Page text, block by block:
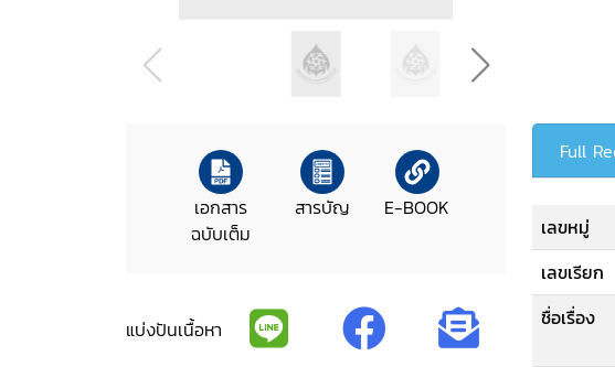
เอกสาร
ฉบับเต็ม
สารบัญ E-BOOK
แบ่งปันเนื้อหา
Full
เลขหมู่
เลขเรียก
ชื่อเรื่อง